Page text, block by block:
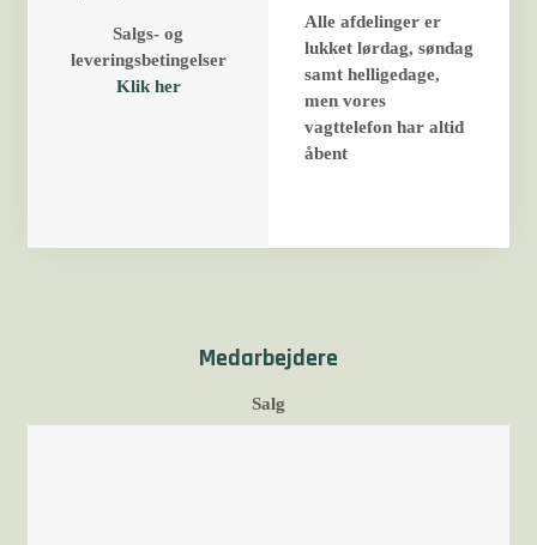
Salgs- og
leveringsbetingelser​
Klik her
Alle afdelinger er
lukket lørdag, søndag
samt helligedage,
men vores
vagttelefon har altid
åbent
Medarbejdere
Salg